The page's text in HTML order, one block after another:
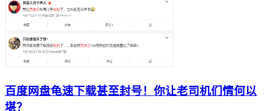
百度网盘龟速下载甚至封号！你让老司机们情何以
堪？